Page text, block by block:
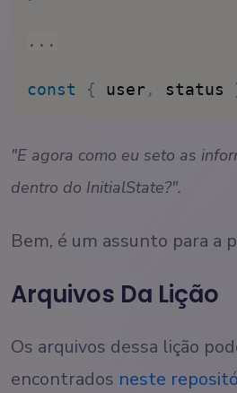
...
const { user , status
"E agora como eu seto as
dentro do InitialState?".
Bem, é um assunto para a
Arquivos Da Lição
Os arquivos dessa lição
encontrados neste